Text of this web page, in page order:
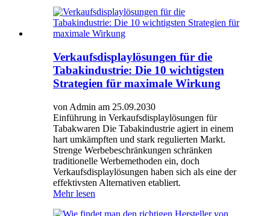
Verkaufsdisplaylösungen für die
Tabakindustrie: Die 10 wichtigsten
Strategien für maximale Wirkung
von Admin am 25.09.2030
Einführung in Verkaufsdisplaylösungen für
Tabakwaren Die Tabakindustrie agiert in einem
hart umkämpften und stark regulierten Markt.
Strenge Werbebeschränkungen schränken
traditionelle Werbemethoden ein, doch
Verkaufsdisplaylösungen haben sich als eine der
effektivsten Alternativen etabliert.
Mehr lesen